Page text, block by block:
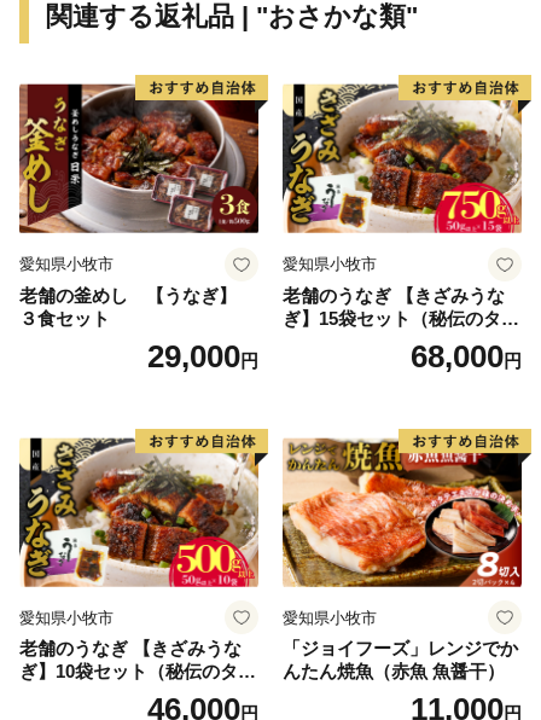
関連する返礼品 | "おさかな類"
愛知県小牧市
老舗の釜めし 【うなぎ】
３食セット
29,000円
愛知県小牧市
老舗のうなぎ 【きざみうな
ぎ】15袋セット（秘伝のタレ
68,000円
愛知県小牧市
老舗のうなぎ 【きざみうな
ぎ】10袋セット（秘伝のタレ
46,000円
愛知県小牧市
「ジョイフーズ」レンジでか
んたん焼魚（赤魚 魚醤干）
11,000円